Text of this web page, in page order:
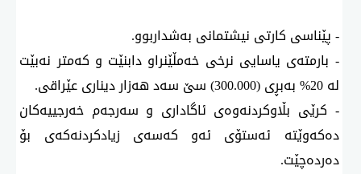
- پێناسی كارتی نیشتمانی بەشداربوو.
- بارمتەی یاسایی نرخی خەمڵێنراو دابنێت و كەمتر نەبێت
لە 20% بەبڕی (300.000) سێ سەد هەزار دیناری عێراقی.
- كرێی بڵاوكردنەوەی ئاگاداری و سەرجەم خەرجییەكان
دەكەوێتە ئەستۆی ئەو كەسەی زیادكردنەكەی بۆ
دەردەچێت.